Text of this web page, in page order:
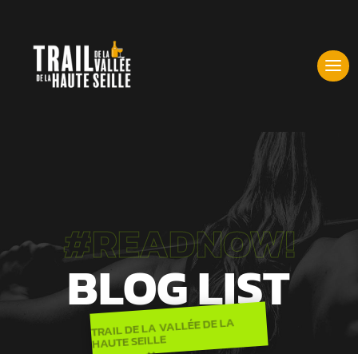
#READNOW!
BLOG LIST
TRAIL DE LA VALLÉE DE LA
HAUTE SEILLE